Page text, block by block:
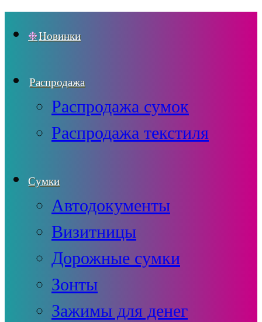
Новинки
Распродажа
Распродажа сумок
Распродажа текстиля
Сумки
Автодокументы
Визитницы
Дорожные сумки
Зонты
Зажимы для денег